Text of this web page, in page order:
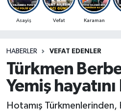
Asayiş Vefat Karaman
HABERLER VEFAT EDENLER
Türkmen
Yemiş
Hotamış Türkmenlerinden,
Spor Haberleri
Ulusal Haberler
Vefat Edenler